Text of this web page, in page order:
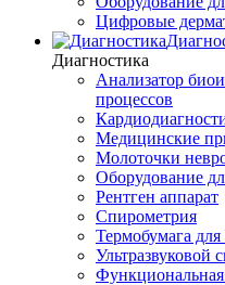
Цифровые
Диагностика
Анализатор
процессов
Медицинские
Молоточки
Оборудование
Рентген аппарат
Спирометрия
Термобумага
Ультразвуковой
Функциональная